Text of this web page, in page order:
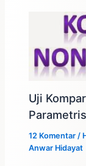
Uji
12 Komentar /
Anwar Hidayat